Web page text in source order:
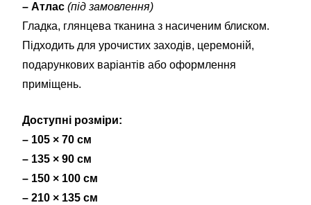
– Атлас (під замовлення)
Гладка, глянцева тканина з насиченим блиском.
Підходить для урочистих заходів, церемоній,
подарункових варіантів або оформлення
приміщень.
Доступні розміри:
– 105 × 70 см
– 135 × 90 см
– 150 × 100 см
– 210 × 135 см